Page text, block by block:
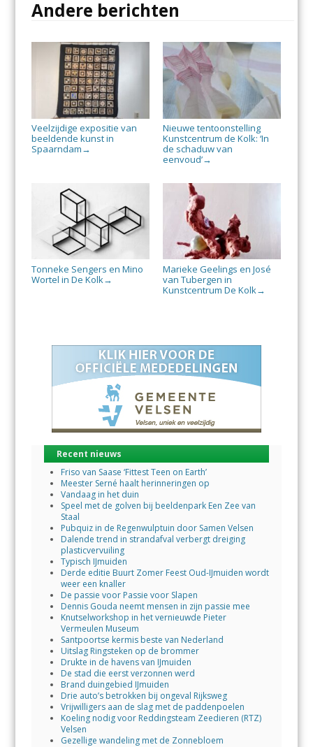
Andere berichten
Veelzijdige expositie van
beeldende kunst in
Spaarndam →
Nieuwe tentoonstelling
Kunstcentrum de Kolk: ‘In
de schaduw van
eenvoud’→
Tonneke Sengers en Mino
Wortel in De Kolk→
Marieke Geelings en José
van Tubergen in
Kunstcentrum De Kolk→
Recent nieuws
Friso van Saase ‘Fittest Teen on Earth’
Meester Serné haalt herinneringen op
Vandaag in het duin
Speel met de golven bij beeldenpark Een Zee van
Staal
Pubquiz in de Regenwulptuin door Samen Velsen
Dalende trend in strandafval verbergt dreiging
plasticvervuiling
Typisch IJmuiden
Derde editie Buurt Zomer Feest Oud-IJmuiden wordt
weer een knaller
De passie voor Passie voor Slapen
Dennis Gouda neemt mensen in zijn passie mee
Knutselworkshop in het vernieuwde Pieter
Vermeulen Museum
Santpoortse kermis beste van Nederland
Uitslag Ringsteken op de brommer
Drukte in de havens van IJmuiden
De stad die eerst verzonnen werd
Brand duingebied IJmuiden
Drie auto’s betrokken bij ongeval Rijksweg
Vrijwilligers aan de slag met de paddenpoelen
Koeling nodig voor Reddingsteam Zeedieren (RTZ)
Velsen
Gezellige wandeling met de Zonnebloem